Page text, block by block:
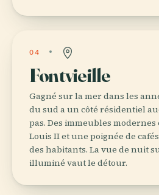
04
Fontvieille
Gagné sur la mer dans les
du sud a un côté résidentiel
pas. Des immeubles
Louis II et une poignée de
des habitants. La vue de nuit
illuminé vaut le détour.